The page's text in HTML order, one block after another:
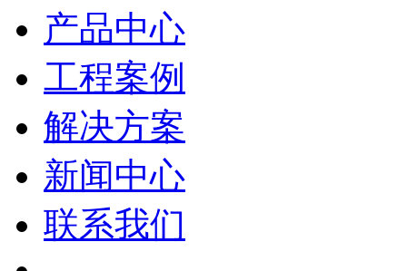
产品中心
工程案例
解决方案
新闻中心
联系我们